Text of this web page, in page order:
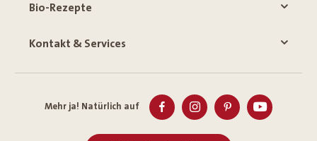
Bio-Rezepte
Kontakt & Services
Mehr ja! Natürlich auf